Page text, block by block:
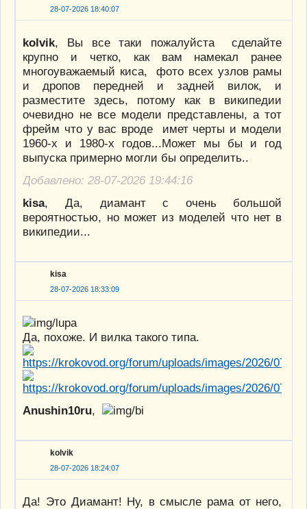
28-07-2026 18:40:07
kolvik, Вы все таки пожалуйста сделайте
крупно и четко, как вам намекал ранее
многоуважаемый киса, фото всех узлов рамы
и дропов передней и задней вилок, и
разместите здесь, потому как в википедии
очевидно не все модели представлены, а тот
фрейм что у вас вроде имет черты и модели
1960-х и 1980-х годов...Может мы бы и год
выпуска примерно могли бы определить..
Добавлено: 28-07-2026 19:44:16
kisa, Да, диамант с очень большой
вероятностью, но может из моделей что нет в
википедии...
kisa
28-07-2026 18:33:09
Да, похоже. И вилка такого типа.
Anushin10ru,
kolvik
28-07-2026 18:24:07
Да! Это Диамант! Ну, в смысле рама от него,